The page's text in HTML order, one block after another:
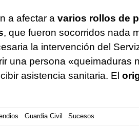
a afectar a varios rollos de
, que fueron socorridos nada
la intervención del
una persona «queimaduras
asistencia sanitaria. El
Guardia Civil Sucesos